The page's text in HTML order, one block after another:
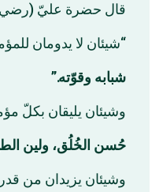
قال حضرة عليّ (رضي
“شيئان لا يدومان
شبابه وقوّته.”
وشيئان يليقان بكلّ
حُسن الخُلُق، ولين
وشيئان يزيدان من